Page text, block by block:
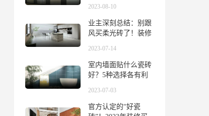
2023-08-10
业主深刻总结：别跟
风买柔光砖了！装修
2023-07-14
室内墙面贴什么瓷砖
好？5种选择各有利
2023-07-03
官方认定的“好瓷